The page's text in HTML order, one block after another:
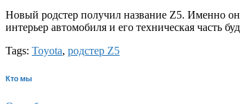
Новый родстер получил название Z5. Именно
интерьер автомобиля и его техническая часть
Tags: Toyota, родстер Z5
Кто мы